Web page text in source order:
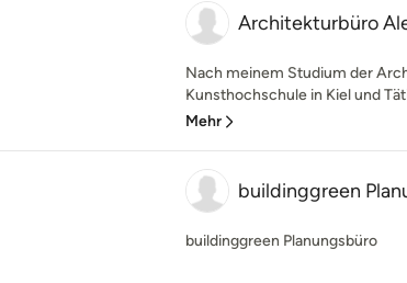
Architekturbüro
Nach meinem Studium der
Kunsthochschule in Kiel und
Mehr
buildinggreen
buildinggreen Planungsbüro